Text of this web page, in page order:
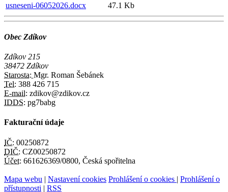
usneseni-06052026.docx
47.1 Kb
Obec Zdíkov
Zdíkov 215
38472 Zdíkov
Starosta: Mgr. Roman Šebánek
Tel: 388 426 715
E-mail: zdikov@zdikov.cz
IDDS: pg7babg
Fakturační údaje
IČ: 00250872
DIČ: CZ00250872
Účet: 661626369/0800, Česká spořitelna
Mapa webu | Nastavení cookies Prohlášení o cookies | Prohlášení o
přístupnosti | RSS